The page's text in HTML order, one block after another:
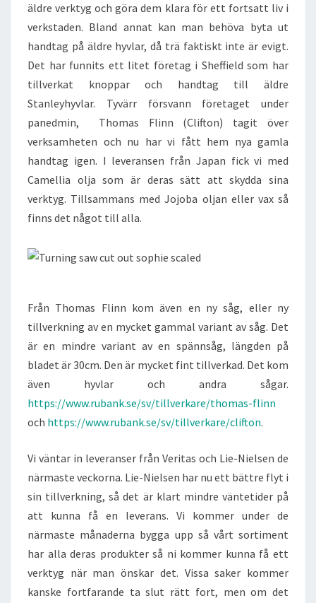
äldre verktyg och göra dem klara för ett fortsatt liv i
verkstaden. Bland annat kan man behöva byta ut
handtag på äldre hyvlar, då trä faktiskt inte är evigt.
Det har funnits ett litet företag i Sheffield som har
tillverkat knoppar och handtag till äldre
Stanleyhyvlar. Tyvärr försvann företaget under
panedmin, Thomas Flinn (Clifton) tagit över
verksamheten och nu har vi fått hem nya gamla
handtag igen. I leveransen från Japan fick vi med
Camellia olja som är deras sätt att skydda sina
verktyg. Tillsammans med Jojoba oljan eller vax så
finns det något till alla.
Från Thomas Flinn kom även en ny såg, eller ny
tillverkning av en mycket gammal variant av såg. Det
är en mindre variant av en spännsåg, längden på
bladet är 30cm. Den är mycket fint tillverkad. Det kom
även hyvlar och andra sågar.
https://www.rubank.se/sv/tillverkare/thomas-flinn
och https://www.rubank.se/sv/tillverkare/clifton.
Vi väntar in leveranser från Veritas och Lie-Nielsen de
närmaste veckorna. Lie-Nielsen har nu ett bättre flyt i
sin tillverkning, så det är klart mindre väntetider på
att kunna få en leverans. Vi kommer under de
närmaste månaderna bygga upp så vårt sortiment
har alla deras produkter så ni kommer kunna få ett
verktyg när man önskar det. Vissa saker kommer
kanske fortfarande ta slut rätt fort, men om det